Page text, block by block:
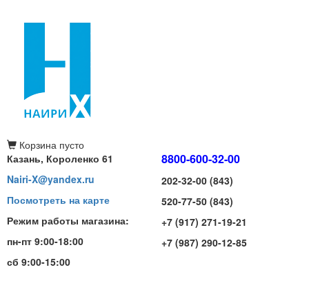
Корзина пусто
Казань, Короленко 61
Nairi-X@yandex.ru
Посмотреть на карте
Режим работы магазина:
пн-пт 9:00-18:00
сб 9:00-15:00
8800-600-32-00
202-32-00 (843)
520-77-50 (843)
+7 (917) 271-19-21
+7 (987) 290-12-85